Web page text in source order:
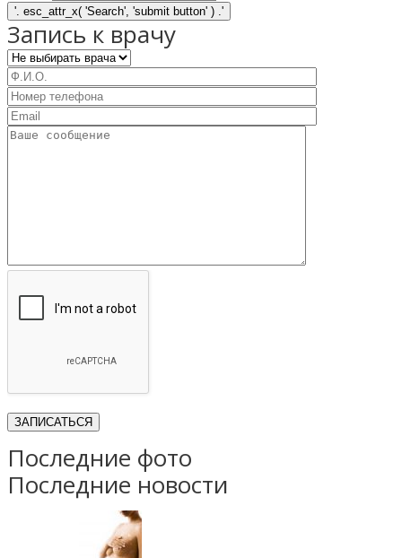
Запись к врачу
Последние фото
Последние новости